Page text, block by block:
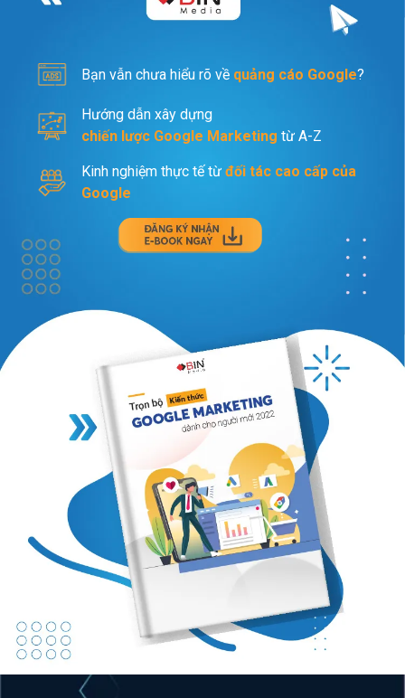
Bạn vẫn chưa hiểu rõ về quảng cáo Google?
Hướng dẫn xây dựng
chiến lược Google Marketing từ A-Z
Kinh nghiệm thực tế từđối tác cao cấp của
Google